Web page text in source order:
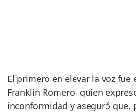
El primero en elevar la voz fue
Franklin Romero, quien
inconformidad y aseguró que,